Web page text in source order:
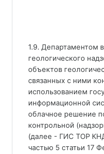
1.9. Департаментом
геологического
объектов
связанных с ними
использованием
информационной
облачное решение
контрольной
(далее - ГИС ТОР
частью 5 статьи 17